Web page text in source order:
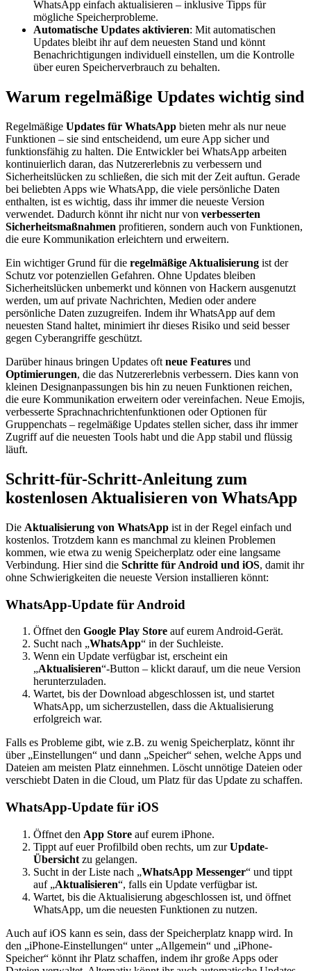
WhatsApp einfach aktualisieren – inklusive Tipps für
mögliche Speicherprobleme.
Automatische Updates aktivieren: Mit automatischen
Updates bleibt ihr auf dem neuesten Stand und könnt
Benachrichtigungen individuell einstellen, um die Kontrolle
über euren Speicherverbrauch zu behalten.
Warum regelmäßige Updates wichtig sind
Regelmäßige Updates für WhatsApp bieten mehr als nur neue
Funktionen – sie sind entscheidend, um eure App sicher und
funktionsfähig zu halten. Die Entwickler bei WhatsApp arbeiten
kontinuierlich daran, das Nutzererlebnis zu verbessern und
Sicherheitslücken zu schließen, die sich mit der Zeit auftun. Gerade
bei beliebten Apps wie WhatsApp, die viele persönliche Daten
enthalten, ist es wichtig, dass ihr immer die neueste Version
verwendet. Dadurch könnt ihr nicht nur von verbesserten
Sicherheitsmaßnahmen profitieren, sondern auch von Funktionen,
die eure Kommunikation erleichtern und erweitern.
Ein wichtiger Grund für die regelmäßige Aktualisierung ist der
Schutz vor potenziellen Gefahren. Ohne Updates bleiben
Sicherheitslücken unbemerkt und können von Hackern ausgenutzt
werden, um auf private Nachrichten, Medien oder andere
persönliche Daten zuzugreifen. Indem ihr WhatsApp auf dem
neuesten Stand haltet, minimiert ihr dieses Risiko und seid besser
gegen Cyberangriffe geschützt.
Darüber hinaus bringen Updates oft neue Features und
Optimierungen, die das Nutzererlebnis verbessern. Dies kann von
kleinen Designanpassungen bis hin zu neuen Funktionen reichen,
die eure Kommunikation erweitern oder vereinfachen. Neue Emojis,
verbesserte Sprachnachrichtenfunktionen oder Optionen für
Gruppenchats – regelmäßige Updates stellen sicher, dass ihr immer
Zugriff auf die neuesten Tools habt und die App stabil und flüssig
läuft.
Schritt-für-Schritt-Anleitung zum
kostenlosen Aktualisieren von WhatsApp
Die Aktualisierung von WhatsApp ist in der Regel einfach und
kostenlos. Trotzdem kann es manchmal zu kleinen Problemen
kommen, wie etwa zu wenig Speicherplatz oder eine langsame
Verbindung. Hier sind die Schritte für Android und iOS, damit ihr
ohne Schwierigkeiten die neueste Version installieren könnt:
WhatsApp-Update für Android
Öffnet den Google Play Store auf eurem Android-Gerät.
Sucht nach „WhatsApp“ in der Suchleiste.
Wenn ein Update verfügbar ist, erscheint ein
„Aktualisieren“-Button – klickt darauf, um die neue Version
herunterzuladen.
Wartet, bis der Download abgeschlossen ist, und startet
WhatsApp, um sicherzustellen, dass die Aktualisierung
erfolgreich war.
Falls es Probleme gibt, wie z.B. zu wenig Speicherplatz, könnt ihr
über „Einstellungen“ und dann „Speicher“ sehen, welche Apps und
Dateien am meisten Platz einnehmen. Löscht unnötige Dateien oder
verschiebt Daten in die Cloud, um Platz für das Update zu schaffen.
WhatsApp-Update für iOS
Öffnet den App Store auf eurem iPhone.
Tippt auf euer Profilbild oben rechts, um zurUpdate-
Übersicht zu gelangen.
Sucht in der Liste nach „WhatsApp Messenger“ und tippt
auf „Aktualisieren“, falls ein Update verfügbar ist.
Wartet, bis die Aktualisierung abgeschlossen ist, und öffnet
WhatsApp, um die neuesten Funktionen zu nutzen.
Auch auf iOS kann es sein, dass der Speicherplatz knapp wird. In
den „iPhone-Einstellungen“ unter „Allgemein“ und „iPhone-
Speicher“ könnt ihr Platz schaffen, indem ihr große Apps oder